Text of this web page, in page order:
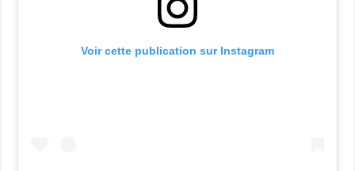
Voir cette publication sur Instagram